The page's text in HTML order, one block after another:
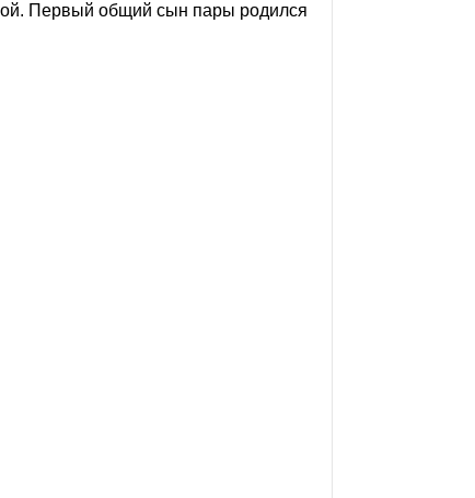
Первый общий сын пары родился